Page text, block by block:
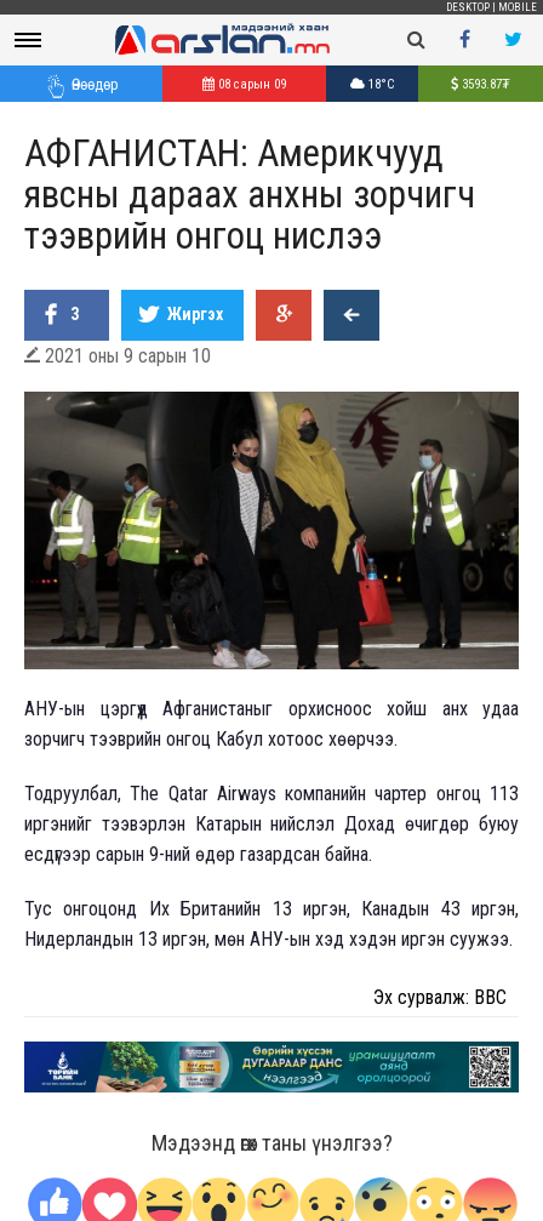
DESKTOP MOBILE
Өнөөдөр 08 сарын 09 18°C 3593.87₮
АФГАНИСТАН: Америкчууд
явсны дараах анхны зорчигч
тээврийн онгоц нислээ
3 Жиргэх
 2021 оны 9 сарын 10
АНУ-ын цэргүүд Афганистаныг орхисноос хойш анх удаа
зорчигч тээврийн онгоц Кабул хотоос хөөрчээ.
Тодруулбал, The Qatar Airways компанийн чартер онгоц 113
иргэнийг тээвэрлэн Катарын нийслэл Дохад өчигдөр буюу
есдүгээр сарын 9-ний өдөр газардсан байна.
Тус онгоцонд Их Британийн 13 иргэн, Канадын 43 иргэн,
Нидерландын 13 иргэн, мөн АНУ-ын хэд хэдэн иргэн суужээ.
Эх сурвалж: BBC
Мэдээнд өгөх таны үнэлгээ?